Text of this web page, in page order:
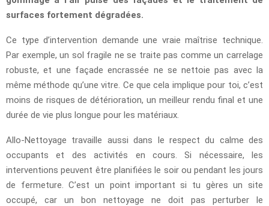
surfaces fortement dégradées.
Ce type d’intervention demande une vraie maîtrise technique.
Par exemple, un sol fragile ne se traite pas comme un carrelage
robuste, et une façade encrassée ne se nettoie pas avec la
même méthode qu’une vitre. Ce que cela implique pour toi, c’est
moins de risques de détérioration, un meilleur rendu final et une
durée de vie plus longue pour les matériaux.
Allo-Nettoyage travaille aussi dans le respect du calme des
occupants et des activités en cours. Si nécessaire, les
interventions peuvent être planifiées le soir ou pendant les jours
de fermeture. C’est un point important si tu gères un site
occupé, car un bon nettoyage ne doit pas perturber le